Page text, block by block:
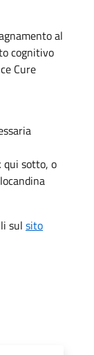
al
cognitivo
Cure
qui sotto, o
sul sito